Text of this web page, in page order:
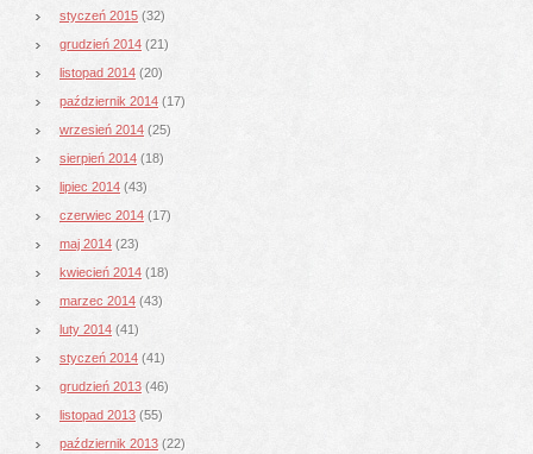
styczeń 2015 (32)
grudzień 2014 (21)
listopad 2014 (20)
październik 2014 (17)
wrzesień 2014 (25)
sierpień 2014 (18)
lipiec 2014 (43)
czerwiec 2014 (17)
maj 2014 (23)
kwiecień 2014 (18)
marzec 2014 (43)
luty 2014 (41)
styczeń 2014 (41)
grudzień 2013 (46)
listopad 2013 (55)
październik 2013 (22)